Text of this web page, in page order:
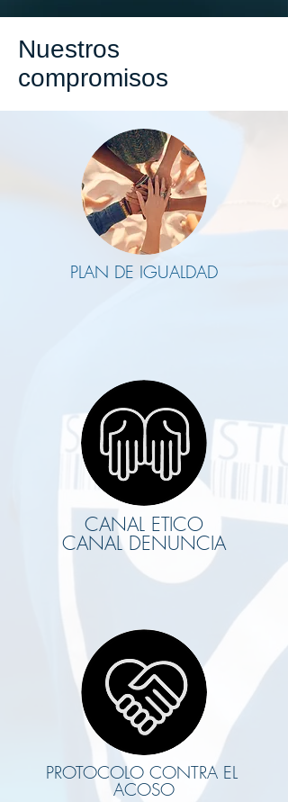
Nuestros
compromisos
PLAN DE IGUALDAD
CANAL ETICO
CANAL DENUNCIA
PROTOCOLO CONTRA EL
ACOSO